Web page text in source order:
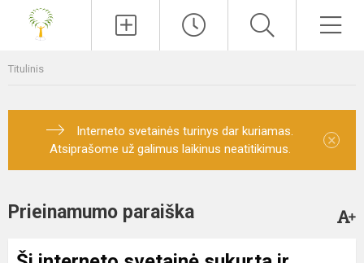
Titulinis
Interneto svetainės turinys dar kuriamas.
Atsiprašome už galimus laikinus neatitikimus.
×
Prieinamumo paraiška